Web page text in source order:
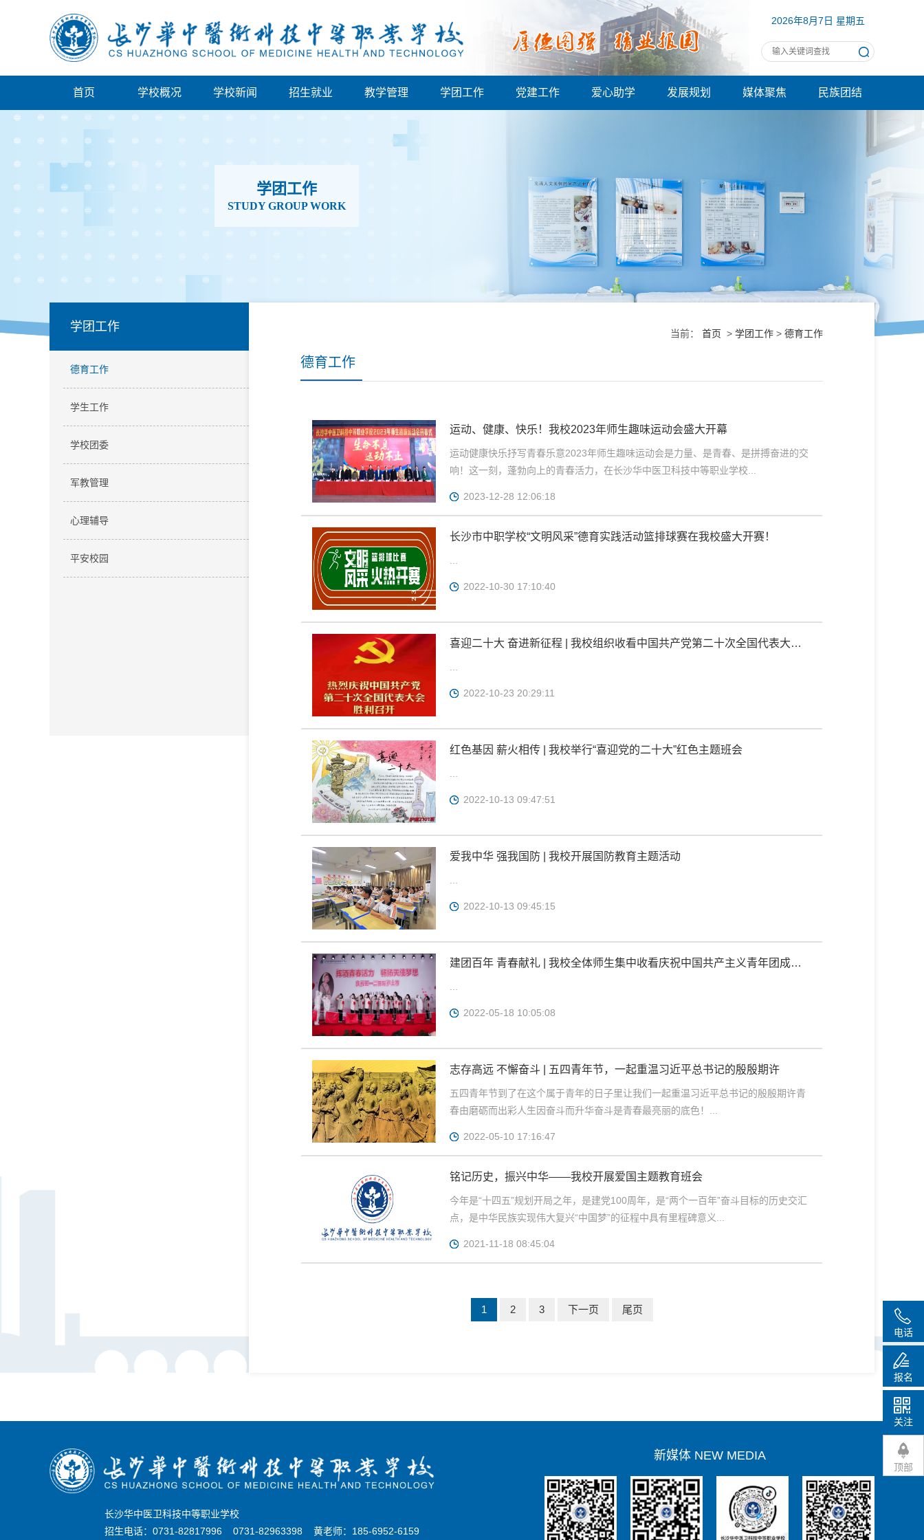
2026年8月7日 星期五
首页 学校概况 学校新闻 招生就业 教学管理 学团工作 党建工作 爱心助学 发展规划 媒体聚焦 民族团结
学团工作
STUDY GROUP WORK
学团工作
德育工作
学生工作
学校团委
军教管理
心理辅导
平安校园
当前： 首页 > 学团工作 > 德育工作
德育工作
运动、健康、快乐！我校2023年师生趣味运动会盛大开幕
运动健康快乐抒写青春乐意2023年师生趣味运动会是力量、是青春、是拼搏奋进的交
响！这一刻，蓬勃向上的青春活力，在长沙华中医卫科技中等职业学校...
2023-12-28 12:06:18
长沙市中职学校“文明风采”德育实践活动篮排球赛在我校盛大开赛！
2022-10-30 17:10:40
喜迎二十大 奋进新征程 | 我校组织收看中国共产党第二十次全国代表大会
2022-10-23 20:29:11
红色基因 薪火相传 | 我校举行“喜迎党的二十大”红色主题班会
2022-10-13 09:47:51
爱我中华 强我国防 | 我校开展国防教育主题活动
2022-10-13 09:45:15
建团百年 青春献礼 | 我校全体师生集中收看庆祝中国共产主义青年团成立1
2022-05-18 10:05:08
志存高远 不懈奋斗 | 五四青年节，一起重温习近平总书记的殷殷期许
五四青年节到了在这个属于青年的日子里让我们一起重温习近平总书记的殷殷期许青
春由磨砺而出彩人生因奋斗而升华奋斗是青春最亮丽的底色！...
2022-05-10 17:16:47
铭记历史，振兴中华——我校开展爱国主题教育班会
今年是“十四五”规划开局之年，是建党100周年，是“两个一百年”奋斗目标的历史交汇
点，是中华民族实现伟大复兴“中国梦”的征程中具有里程碑意义...
2021-11-18 08:45:04
1 2 3 下一页 尾页
长沙华中医卫科技中等职业学校
招生电话：0731-82817996 0731-82963398 黄老师：185-6952-6159
新媒体 NEW MEDIA
电话
报名
关注
华中医科抖音号 华中医科快手号
顶部